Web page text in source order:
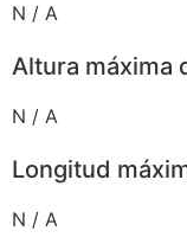
N / A
Altura máxima
N / A
Longitud
N / A